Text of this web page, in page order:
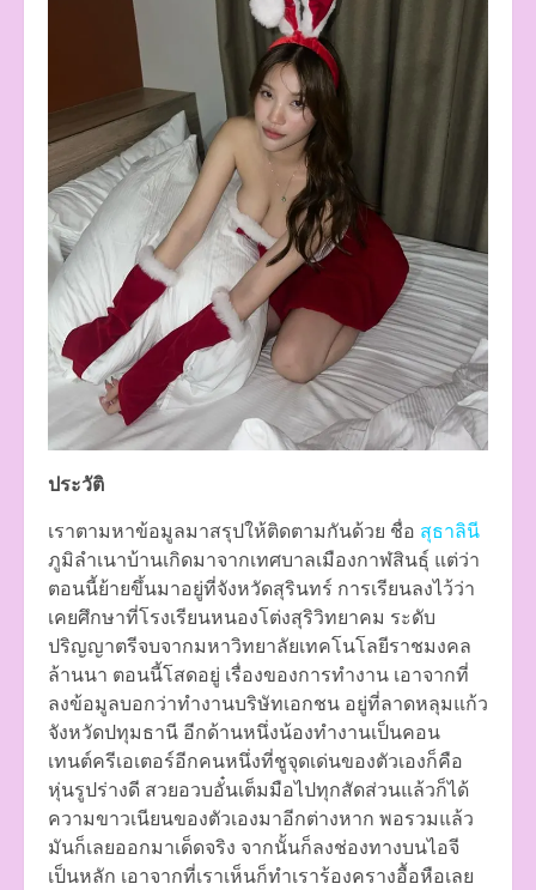
ประวัติ
เราตามหาข้อมูลมาสรุปให้ติดตามกันด้วย ชื่อ สุธาลินี
ภูมิลำเนาบ้านเกิดมาจากเทศบาลเมืองกาฬสินธุ์ แต่ว่า
ตอนนี้ย้ายขึ้นมาอยู่ที่จังหวัดสุรินทร์ การเรียนลงไว้ว่า
เคยศึกษาที่โรงเรียนหนองโต่งสุริวิทยาคม ระดับ
ปริญญาตรีจบจากมหาวิทยาลัยเทคโนโลยีราชมงคล
ล้านนา ตอนนี้โสดอยู่ เรื่องของการทำงาน เอาจากที่
ลงข้อมูลบอกว่าทำงานบริษัทเอกชน อยู่ที่ลาดหลุมแก้ว
จังหวัดปทุมธานี อีกด้านหนึ่งน้องทำงานเป็นคอน
เทนต์ครีเอเตอร์อีกคนหนึ่งที่ชูจุดเด่นของตัวเองก็คือ
หุ่นรูปร่างดี สวยอวบอั๋นเต็มมือไปทุกสัดส่วนแล้วก็ได้
ความขาวเนียนของตัวเองมาอีกต่างหาก พอรวมแล้ว
มันก็เลยออกมาเด็ดจริง จากนั้นก็ลงช่องทางบนไอจี
เป็นหลัก เอาจากที่เราเห็นก็ทำเราร้องครางอื้อหือเลย